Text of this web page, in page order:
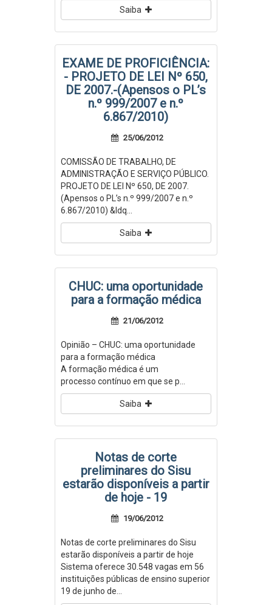
Saiba
EXAME DE PROFICIÊNCIA:
- PROJETO DE LEI Nº 650,
DE 2007.-(Apensos o PL’s
n.º 999/2007 e n.º
6.867/2010)
25/06/2012
COMISSÃO DE TRABALHO, DE
ADMINISTRAÇÃO E SERVIÇO PÚBLICO.
PROJETO DE LEI Nº 650, DE 2007.
(Apensos o PL’s n.º 999/2007 e n.º
6.867/2010) &ldq...
Saiba
CHUC: uma oportunidade
para a formação médica
21/06/2012
Opinião – CHUC: uma oportunidade
para a formação médica
A formação médica é um
processo contínuo em que se p...
Saiba
Notas de corte
preliminares do Sisu
estarão disponíveis a partir
de hoje - 19
19/06/2012
Notas de corte preliminares do Sisu
estarão disponíveis a partir de hoje
Sistema oferece 30.548 vagas em 56
instituições públicas de ensino superior
19 de junho de...